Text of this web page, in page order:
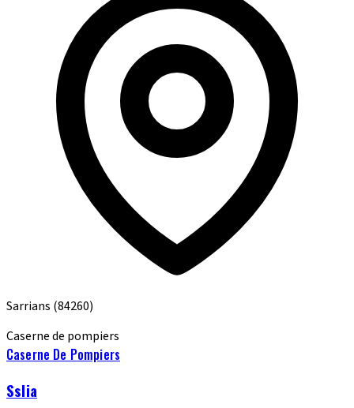
Sarrians (84260)
Caserne de pompiers
Caserne De Pompiers
Sslia